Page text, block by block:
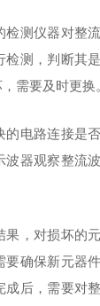
检测仪器对整
检测，判断其
需要及时更换
的电路连接是
波器观察整流
果，对损坏的
要确保新元器
成后，需要对